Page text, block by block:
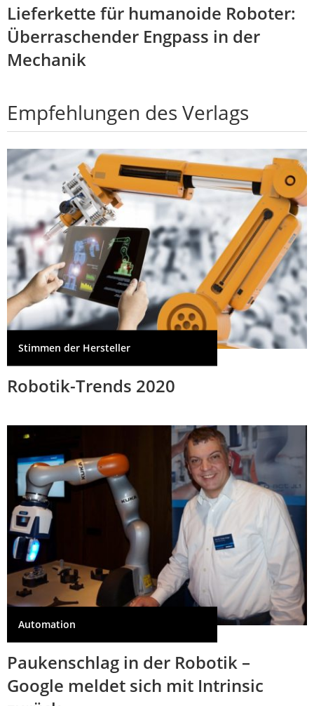
Lieferkette für humanoide Roboter:
Überraschender Engpass in der
Mechanik
Empfehlungen des Verlags
Stimmen der Hersteller
Robotik-Trends 2020
Automation
Paukenschlag in der Robotik –
Google meldet sich mit Intrinsic